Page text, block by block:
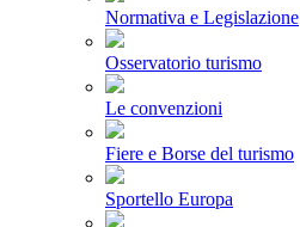
Normativa e Legislazione
Osservatorio turismo
Le convenzioni
Fiere e Borse del turismo
Sportello Europa